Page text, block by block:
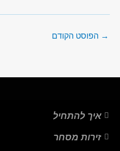
→ הפוסט הקודם
איך להתחיל
זירות מסחר